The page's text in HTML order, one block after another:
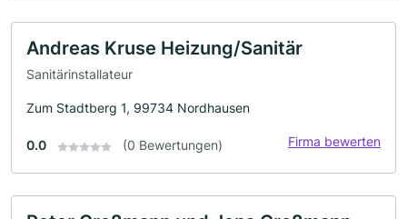
Andreas Kruse Heizung/Sanitär
Sanitärinstallateur
Zum Stadtberg 1, 99734 Nordhausen
0.0 (0 Bewertungen) Firma bewerten